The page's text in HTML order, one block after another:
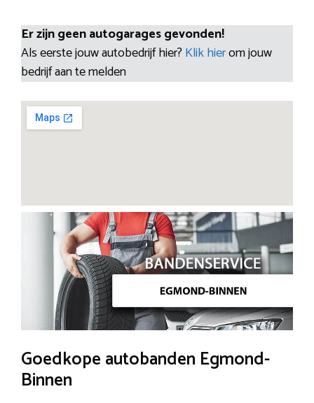
Er zijn geen autogarages gevonden!
Als eerste jouw autobedrijf hier? Klik hierom jouw
bedrijf aan te melden
Goedkope autobanden Egmond-
Binnen